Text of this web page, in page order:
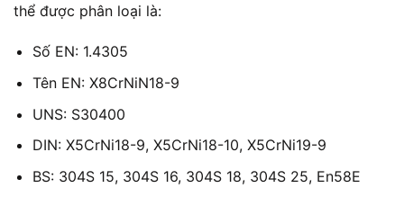
thể được phân loại là:
Số EN: 1.4305
Tên EN: X8CrNiN18-9
UNS: S30400
DIN: X5CrNi18-9, X5CrNi18-10, X5CrNi19-9
BS: 304S 15, 304S 16, 304S 18, 304S 25, En58E